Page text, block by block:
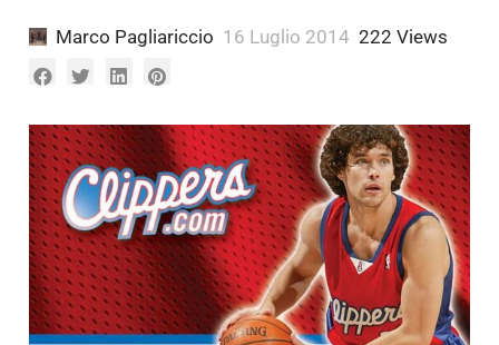
Marco Pagliariccio 16 Luglio 2014 222 Views